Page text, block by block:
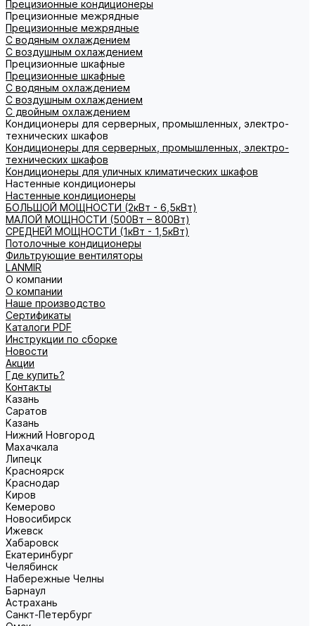
Прецизионные кондиционеры
Прецизионные межрядные
Прецизионные межрядные
С водяным охлаждением
С воздушным охлаждением
Прецизионные шкафные
Прецизионные шкафные
С водяным охлаждением
С воздушным охлаждением
С двойным охлаждением
Кондиционеры для серверных, промышленных, электро-
технических шкафов
Кондиционеры для серверных, промышленных, электро-
технических шкафов
Кондиционеры для уличных климатических шкафов
Настенные кондиционеры
Настенные кондиционеры
БОЛЬШОЙ МОЩНОСТИ (2кВт - 6,5кВт)
МАЛОЙ МОЩНОСТИ (500Вт – 800Вт)
СРЕДНЕЙ МОЩНОСТИ (1кВт - 1,5кВт)
Потолочные кондиционеры
Фильтрующие вентиляторы
LANMIR
О компании
О компании
Наше производство
Сертификаты
Каталоги PDF
Инструкции по сборке
Новости
Акции
Где купить?
Контакты
Казань
Саратов
Казань
Нижний Новгород
Махачкала
Липецк
Красноярск
Краснодар
Киров
Кемерово
Новосибирск
Ижевск
Хабаровск
Екатеринбург
Челябинск
Набережные Челны
Барнаул
Астрахань
Санкт-Петербург